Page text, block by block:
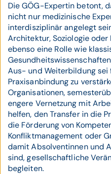
Die GÖG-Expertin betont,
nicht nur medizinische
interdisziplinär angelegt
Architektur, Soziologie
ebenso eine Rolle wie
Aus- und Weiterbildung sei
Praxisanbindung zu
Organisationen,
engere Vernetzung mit
helfen, den Transfer in die
die Förderung von
Konfliktmanagement oder
damit Absolventinnen und
sind, gesellschaftliche
begleiten.